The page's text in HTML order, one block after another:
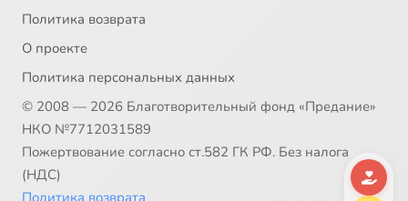
Политика возврата
О проекте
Политика персональных данных
© 2008 — 2026 Благотворительный фонд «Предание»
НКО №7712031589
Пожертвование согласно ст.582 ГК РФ. Без налога
(НДС)
Политика возврата